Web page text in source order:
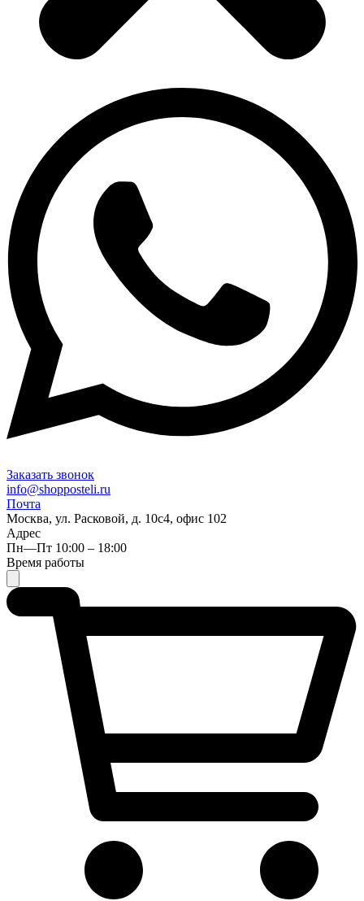
Заказать звонок
info@shopposteli.ru
Почта
Москва, ул. Расковой, д. 10с4, офис 102
Адрес
Пн—Пт 10:00 – 18:00
Время работы